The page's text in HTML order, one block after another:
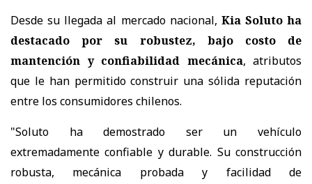
Desde su llegada al mercado nacional, Kia Soluto ha
destacado por su robustez, bajo costo de
mantención y confiabilidad mecánica, atributos
que le han permitido construir una sólida reputación
entre los consumidores chilenos.
"Soluto ha demostrado ser un vehículo
extremadamente confiable y durable. Su construcción
robusta, mecánica probada y facilidad de